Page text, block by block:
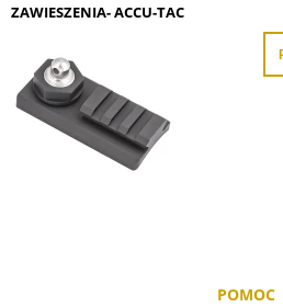
ZAWIESZENIA- ACCU-TAC
POMOC